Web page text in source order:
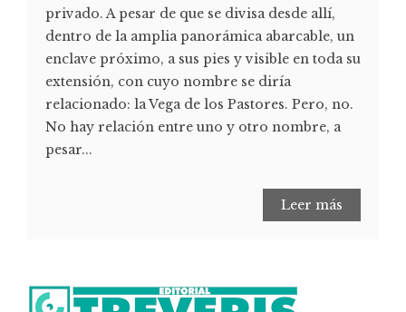
privado. A pesar de que se divisa desde allí,
dentro de la amplia panorámica abarcable, un
enclave próximo, a sus pies y visible en toda su
extensión, con cuyo nombre se diría
relacionado: la Vega de los Pastores. Pero, no.
No hay relación entre uno y otro nombre, a
pesar...
Leer más